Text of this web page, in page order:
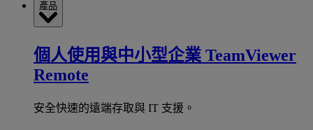
產品
個人使用與中小型企業 TeamViewer
Remote
安全快速的遠端存取與 IT 支援。